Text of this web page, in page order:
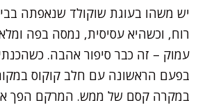
יש משהו בעוגת שוקולד שנאפתה
רוח, וכשהיא עסיסית, נמסה בפה
עמוק – זה כבר סיפור אהבה.
בפעם הראשונה עם חלב קוקוס
במקרה קסם של ממש. המרקם הפך